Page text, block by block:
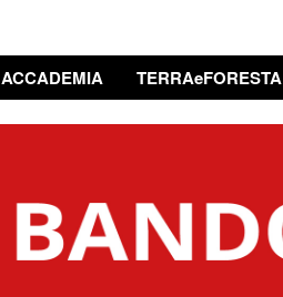
ACCADEMIA TERRAeFORESTA